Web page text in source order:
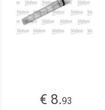
€ 8.93